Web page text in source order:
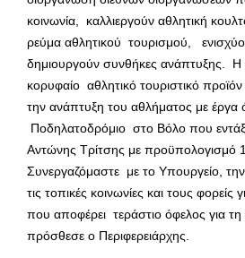
κοινωνία, καλλιεργούν αθλητική
ρεύμα αθλητικού τουρισμού,
δημιουργούν συνθήκες ανάπτυξης. Η
κορυφαίο αθλητικό τουριστικό προϊόν
την ανάπτυξη του αθλήματος με
Ποδηλατοδρόμιο στο Βόλο που
Αντώνης Τρίτσης με προϋπολογισμό
Συνεργαζόμαστε με το Υπουργείο,
τις τοπικές κοινωνίες και τους φορείς
που αποφέρει τεράστιο όφελος για
πρόσθεσε ο Περιφερειάρχης.